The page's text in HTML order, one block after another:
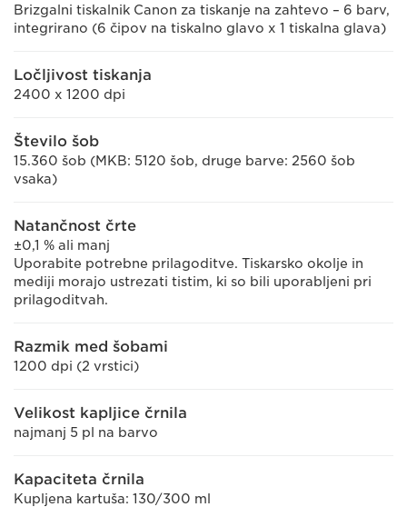
Brizgalni tiskalnik Canon za tiskanje na zahtevo – 6 barv,
integrirano (6 čipov na tiskalno glavo x 1 tiskalna glava)
Ločljivost tiskanja
2400 x 1200 dpi
Število šob
15.360 šob (MKB: 5120 šob, druge barve: 2560 šob
vsaka)
Natančnost črte
±0,1 % ali manj
Uporabite potrebne prilagoditve. Tiskarsko okolje in
mediji morajo ustrezati tistim, ki so bili uporabljeni pri
prilagoditvah.
Razmik med šobami
1200 dpi (2 vrstici)
Velikost kapljice črnila
najmanj 5 pl na barvo
Kapaciteta črnila
Kupljena kartuša: 130/300 ml